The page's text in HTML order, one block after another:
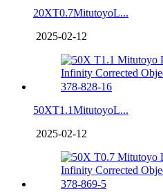
20XT0.7MitutoyoL...
2025-02-12
50XT1.1MitutoyoL...
2025-02-12